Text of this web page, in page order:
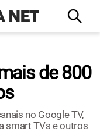
de 800
no Google TV,
smart TVs e outros